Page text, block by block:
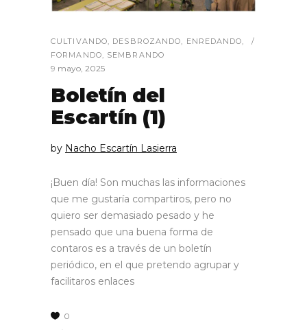
CULTIVANDO, DESBROZANDO, ENREDANDO,
FORMANDO, SEMBRANDO
9 mayo, 2025
Boletín del
Escartín (1)
by Nacho Escartín Lasierra
¡Buen día! Son muchas las informaciones
que me gustaría compartiros, pero no
quiero ser demasiado pesado y he
pensado que una buena forma de
contaros es a través de un boletín
periódico, en el que pretendo agrupar y
facilitaros enlaces
0